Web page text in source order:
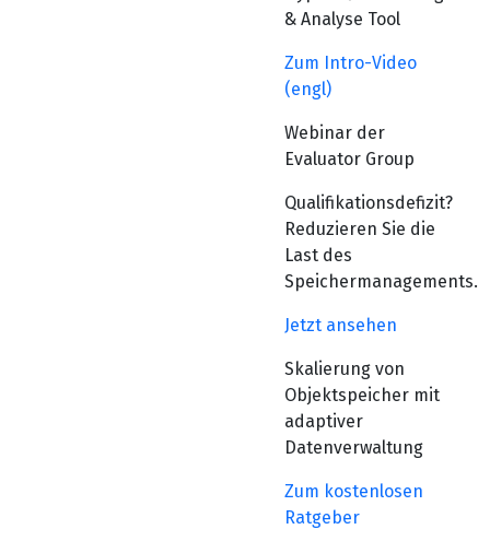
& Analyse Tool
Zum Intro-Video
(engl)
Webinar der
Evaluator Group
Qualifikationsdefizit?
Reduzieren Sie die
Last des
Speichermanagements.
Jetzt ansehen
Skalierung von
Objektspeicher mit
adaptiver
Datenverwaltung
Zum kostenlosen
Ratgeber